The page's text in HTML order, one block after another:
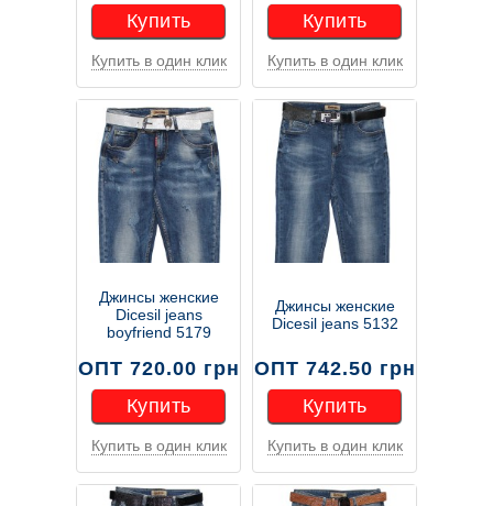
Купить
Купить
Купить в один клик
Купить
Купить
Купить в один клик
Джинсы женские
Dicesil jeans
boyfriend 5179
ОПТ 720.00 грн
Купить
Купить
Купить в один клик
Джинсы женские
Dicesil jeans 5132
ОПТ 742.50 грн
Купить
Купить
Купить в один клик